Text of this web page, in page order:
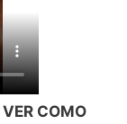
VER COMO